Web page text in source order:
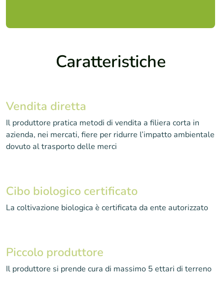
Caratteristiche
Vendita diretta
Il produttore pratica metodi di vendita a filiera corta in
azienda, nei mercati, fiere per ridurre l’impatto ambientale
dovuto al trasporto delle merci
Cibo biologico certificato
La coltivazione biologica è certificata da ente autorizzato
Piccolo produttore
Il produttore si prende cura di massimo 5 ettari di terreno